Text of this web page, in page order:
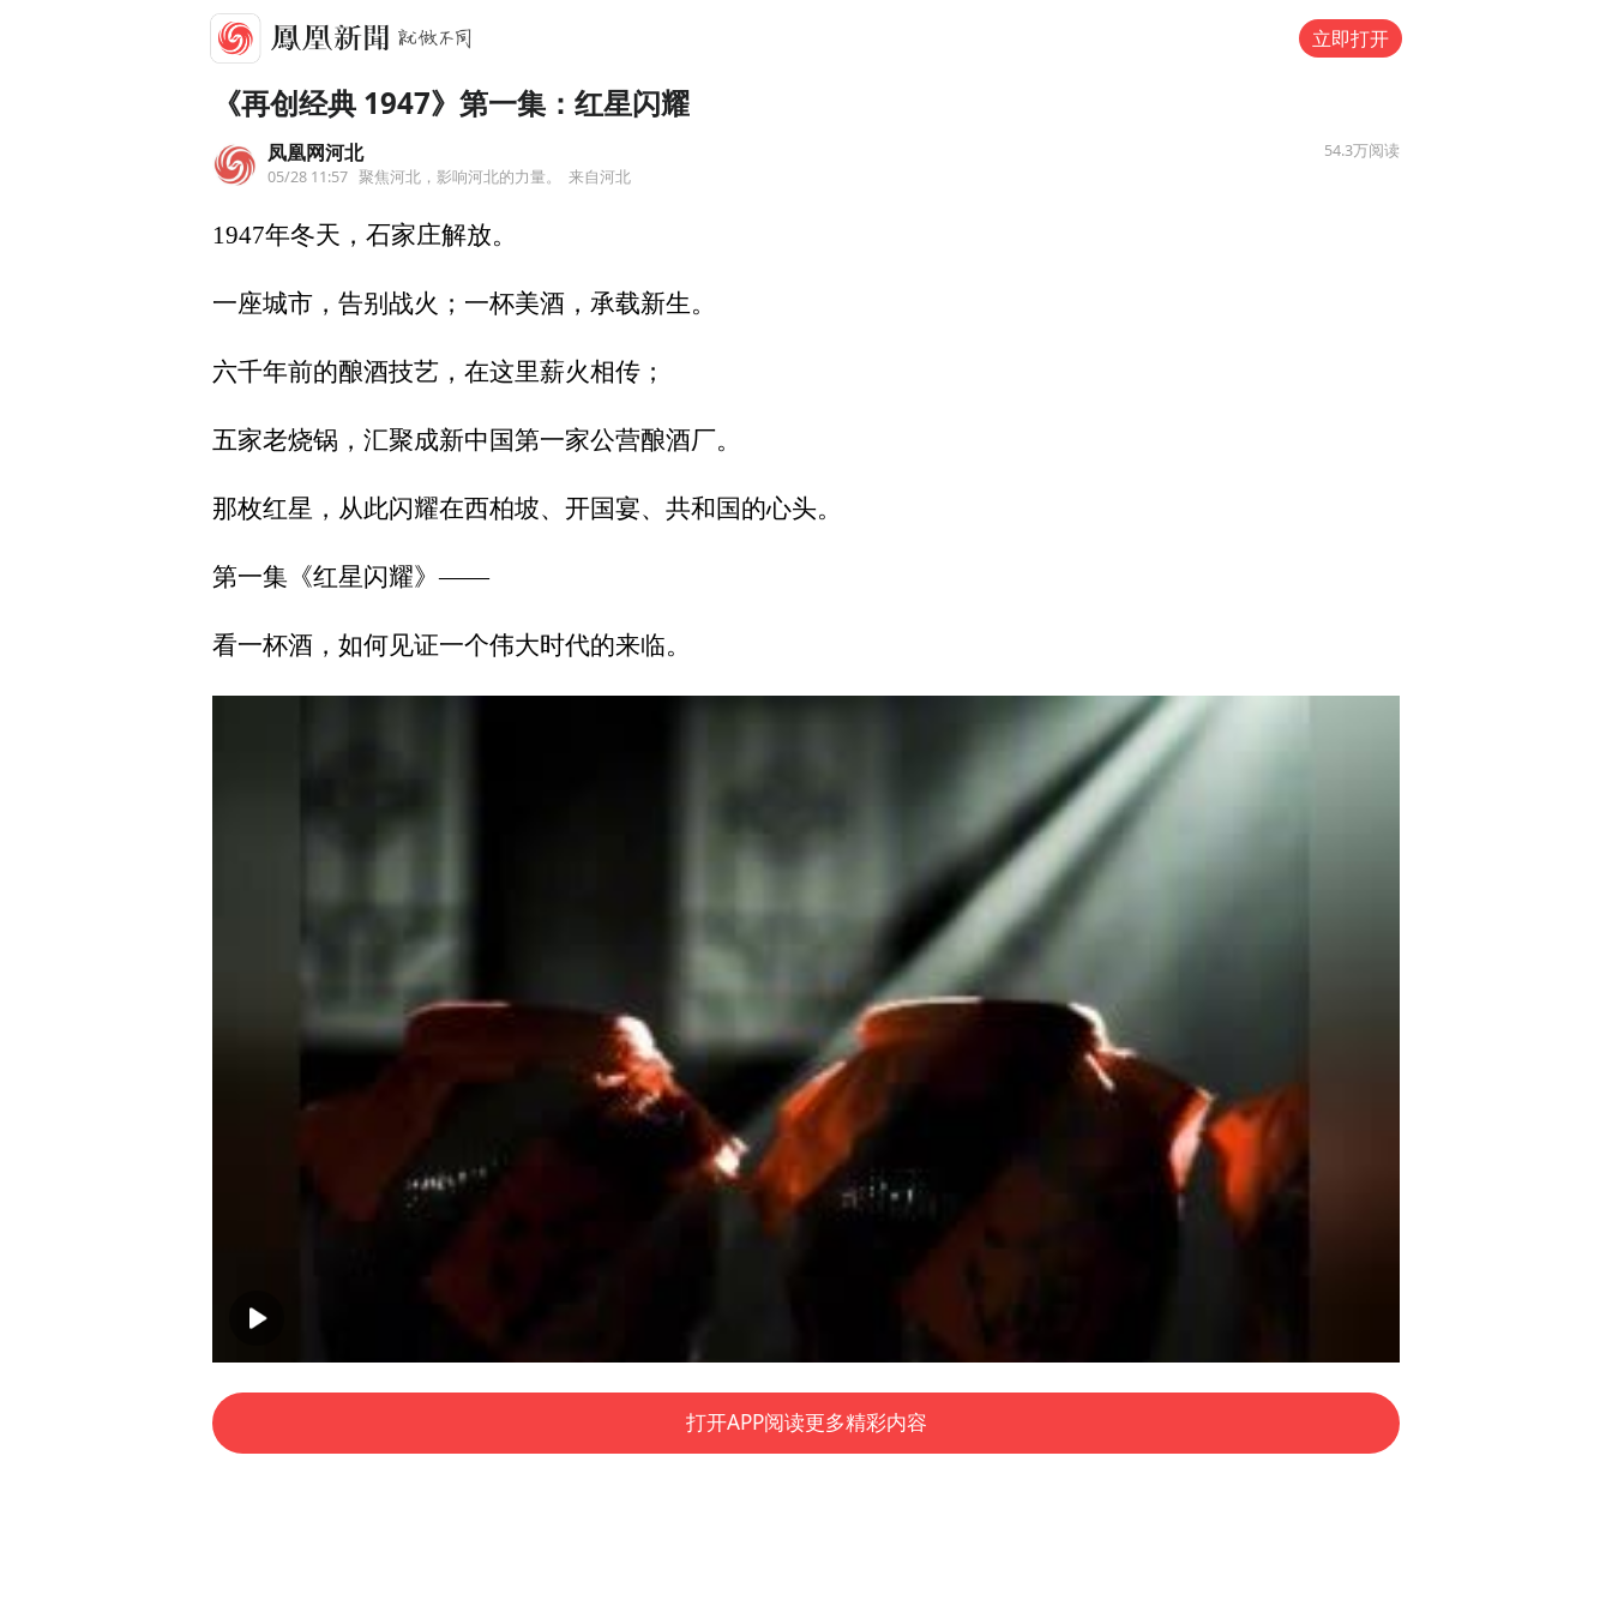
立即打开
《再创经典 1947》第一集：红星闪耀
凤凰网河北
05/28 11:57 聚焦河北，影响河北的力量。 来自河北
54.3万阅读
1947年冬天，石家庄解放。
一座城市，告别战火；一杯美酒，承载新生。
六千年前的酿酒技艺，在这里薪火相传；
五家老烧锅，汇聚成新中国第一家公营酿酒厂。
那枚红星，从此闪耀在西柏坡、开国宴、共和国的心头。
第一集《红星闪耀》——
看一杯酒，如何见证一个伟大时代的来临。
打开APP阅读更多精彩内容